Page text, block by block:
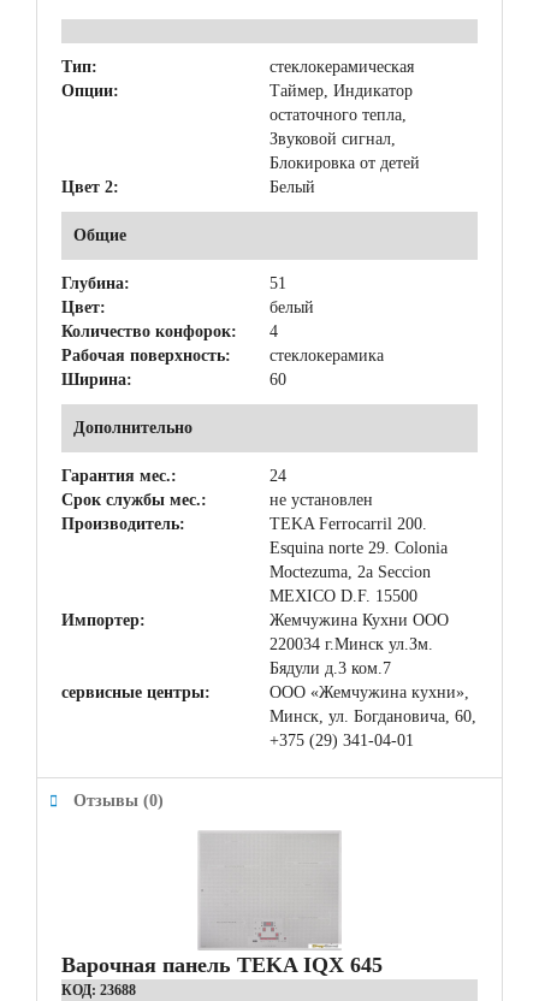
Тип:
стеклокерамическая
Опции:
Таймер, Индикатор
остаточного тепла,
Звуковой сигнал,
Блокировка от детей
Цвет 2:
Белый
Общие
Глубина:
51
Цвет:
белый
Количество конфорок:
4
Рабочая поверхность:
стеклокерамика
Ширина:
60
Дополнительно
Гарантия мес.:
24
Срок службы мес.:
не установлен
Производитель:
TEKA Ferrocarril 200.
Esquina norte 29. Colonia
Moctezuma, 2a Seccion
MEXICO D.F. 15500
Импортер:
Жемчужина Кухни ООО
220034 г.Минск ул.Зм.
Бядули д.3 ком.7
сервисные центры:
ООО «Жемчужина кухни»,
Минск, ул. Богдановича, 60,
+375 (29) 341-04-01
Отзывы (0)
Варочная панель TEKA IQX 645
КОД: 23688